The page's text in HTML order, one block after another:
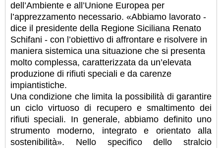
dell’Ambiente e all’Unione Europea per
l’apprezzamento necessario. «Abbiamo lavorato -
dice il presidente della Regione Siciliana Renato
Schifani - con l’obiettivo di affrontare e risolvere in
maniera sistemica una situazione che si presenta
molto complessa, caratterizzata da un’elevata
produzione di rifiuti speciali e da carenze
impiantistiche.
Una condizione che limita la possibilità di garantire
un ciclo virtuoso di recupero e smaltimento dei
rifiuti speciali. In generale, abbiamo definito uno
strumento moderno, integrato e orientato alla
sostenibilità». Nello specifico dello stralcio